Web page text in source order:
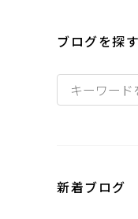
ブログを探す
新着ブログ